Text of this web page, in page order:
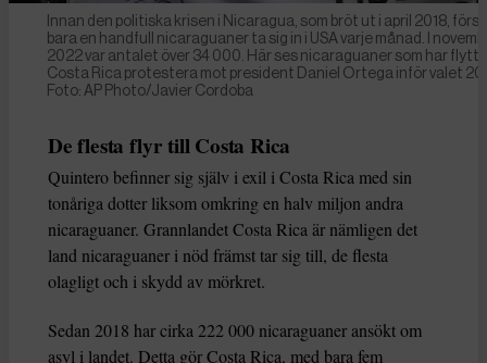
Innan den politiska krisen i Nicaragua, som bröt ut i april 2018,
bara en handfull nicaraguaner ta sig in i USA varje månad. I
2022 var antalet över 34 000. Här ses nicaraguaner som har flytt
Costa Rica protestera mot president Daniel Ortega inför valet
Foto: AP Photo/Javier Cordoba
De flesta flyr till Costa Rica
Quintero befinner sig själv i exil i Costa Rica med sin
tonåriga dotter liksom omkring en halv miljon andra
nicaraguaner. Grannlandet Costa Rica är nämligen det
land nicaraguaner i nöd främst tar sig till, de flesta
olagligt och i skydd av mörkret.
Sedan 2018 har cirka 222 000 nicaraguaner ansökt om
asyl i landet. Detta gör Costa Rica, med bara fem